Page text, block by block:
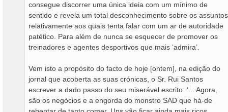
consegue discorrer uma única ideia com um mínimo de
sentido e revela um total desconhecimento sobre os assuntos
relativamente aos quais tenta falar com um ar de autoridade
patético. Para além de nunca se esquecer de promover os
treinadores e agentes desportivos que mais ‘admira’.
Vem isto a propósito do facto de hoje [ontem], na edição do
jornal que acoberta as suas crónicas, o Sr. Rui Santos
escrever a dado passo do seu miserável escrito: ‘... Agora,
são os negócios e a engorda do monstro SAD que há-de